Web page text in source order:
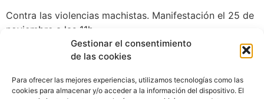
Gestionar el consentimiento
de las cookies
Para ofrecer las mejores experiencias, utilizamos tecnologías como las
cookies para almacenar y/o acceder a la información del dispositivo. El
Contra las violencias machistas. Manifestación el 25 de
noviembre a las 11h.